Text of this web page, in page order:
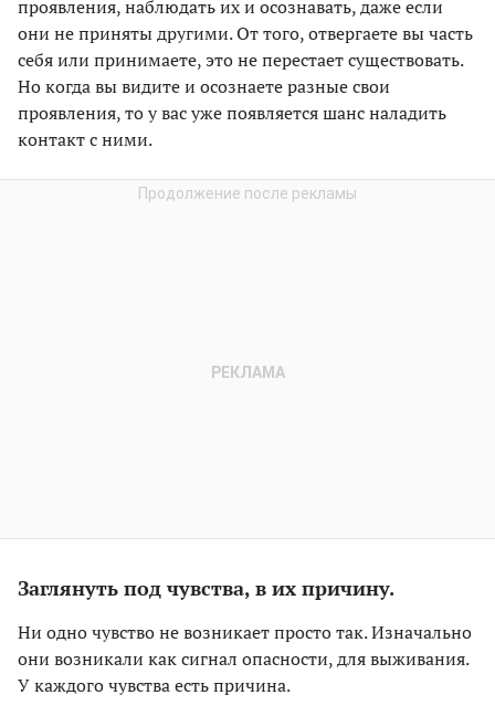
проявления, наблюдать их и осознавать, даже если
они не приняты другими. От того, отвергаете вы часть
себя или принимаете, это не перестает существовать.
Но когда вы видите и осознаете разные свои
проявления, то у вас уже появляется шанс наладить
контакт с ними.
Заглянуть под чувства, в их причину.
Ни одно чувство не возникает просто так. Изначально
они возникали как сигнал опасности, для выживания.
У каждого чувства есть причина.